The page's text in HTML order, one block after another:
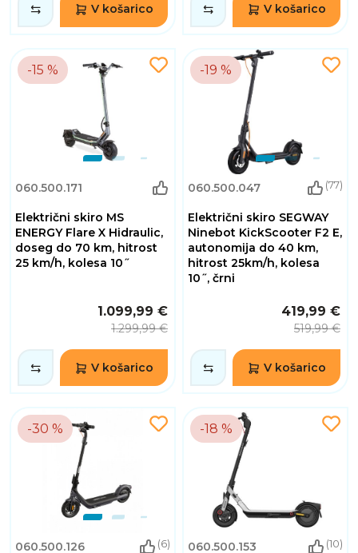
V košarico V košarico
-15 %
060.500.171
Električni skiro MS
ENERGY Flare X Hidraulic,
doseg do 70 km, hitrost
25 km/h, kolesa 10˝
1.099,99 €
1.299,99 €
V košarico
-19 %
060.500.047 (77)
Električni skiro SEGWAY
Ninebot KickScooter F2 E,
autonomija do 40 km,
hitrost 25km/h, kolesa
10˝, črni
419,99 €
519,99 €
V košarico
-30 %
060.500.126 (6)
-18 %
060.500.153 (10)